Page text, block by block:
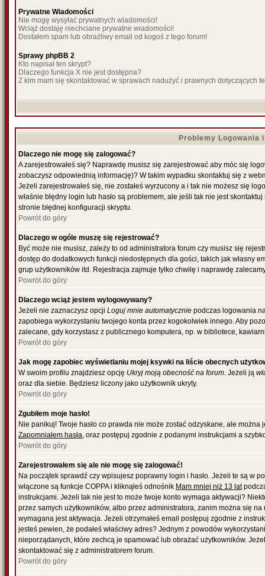
Prywatne Wiadomości
Nie mogę wysyłać prywatnych wiadomości!
Wciąż dostaję niechciane prywatne wiadomości!
Dostałem spam lub obraźliwy email od kogoś z tego forum!
Sprawy phpBB 2
Kto napisał ten skrypt?
Dlaczego funkcja X nie jest dostępna?
Z kim mam się skontaktować w sprawach nadużyć i prawnych dotyczących
Problemy Logowania
Dlaczego nie mogę się zalogować?
A zarejestrowałeś się? Naprawdę musisz się zarejestrować aby móc się
zobaczysz odpowiednią informację)? W takim wypadku skontaktuj się z
Jeżeli zarejestrowałeś się, nie zostałeś wyrzucony a i tak nie możesz się
właśnie błędny login lub hasło są problemem, ale jeśli tak nie jest
stronie błędnej konfiguracji skryptu.
Powrót do góry
Dlaczego w ogóle muszę się rejestrować?
Być może nie musisz, zależy to od administratora forum czy musisz się
dostęp do dodatkowych funkcji niedostępnych dla gości, takich jak własny
grup użytkowników itd. Rejestracja zajmuje tylko chwilę i naprawdę
Powrót do góry
Dlaczego wciąż jestem wylogowywany?
Jeżeli nie zaznaczysz opcji Loguj mnie automatycznie podczas logowania
zapobiega wykorzystaniu twojego konta przez kogokolwiek innego. Aby
zalecane, gdy korzystasz z publicznego komputera, np. w bibliotece,
Powrót do góry
Jak mogę zapobiec wyświetlaniu mojej ksywki na liście obecnych
W swoim profilu znajdziesz opcję Ukryj moją obecność na forum. Jeżeli ją
oraz dla siebie. Będziesz liczony jako użytkownik ukryty.
Powrót do góry
Zgubiłem moje hasło!
Nie panikuj! Twoje hasło co prawda nie może zostać odzyskane, ale
Zapomniałem hasła, oraz postępuj zgodnie z podanymi instrukcjami a
Powrót do góry
Zarejestrowałem się ale nie mogę się zalogować!
Na początek sprawdź czy wpisujesz poprawny login i hasło. Jeżeli te są w
włączone są funkcje COPPA i kliknąłeś odnośnik Mam mniej niż 13 lat
instrukcjami. Jeżeli tak nie jest to może twoje konto wymaga aktywacji?
przez samych użytkowników, albo przez administratora, zanim można się
wymagana jest aktywacja. Jeżeli otrzymałeś email postępuj zgodnie z
jesteś pewien, że podałeś właściwy adres? Jednym z powodów
nieporządanych, które zechcą je spamować lub obrażać użytkowników.
skontaktować się z administratorem forum.
Powrót do góry